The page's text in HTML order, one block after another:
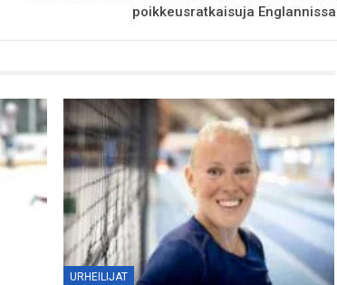
poikkeusratkaisuja Englannissa
URHEILIJAT